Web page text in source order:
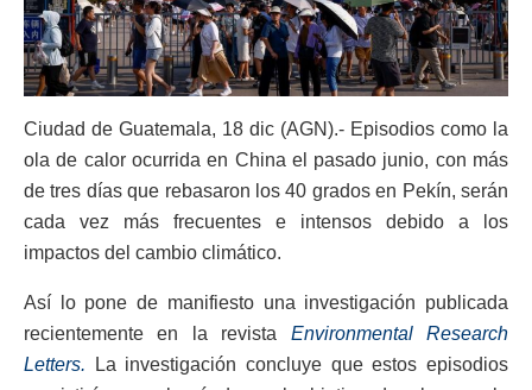
Ciudad de Guatemala, 18 dic (AGN).- Episodios como la
ola de calor ocurrida en China el pasado junio, con más
de tres días que rebasaron los 40 grados en Pekín, serán
cada vez más frecuentes e intensos debido a los
impactos del cambio climático.
Así lo pone de manifiesto una investigación publicada
recientemente en la revista Environmental Research
Letters. La investigación concluye que estos episodios